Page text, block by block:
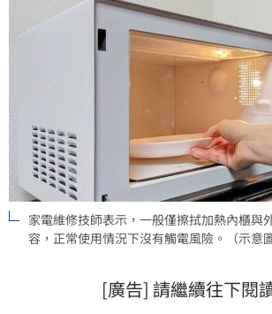
家電維修技師表示，一般僅擦拭加熱內櫃與
容，正常使用情況下沒有觸電風險。（示意
[廣告] 請繼續往下閱